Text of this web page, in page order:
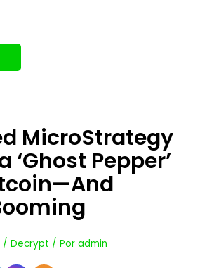
MicroStrategy
‘Ghost Pepper’
/Decrypt / Poradmin